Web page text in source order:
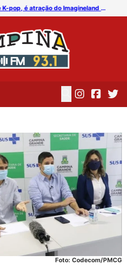
Lee Jin-hyuk, astro de K-pop, é atração do Imagineland On The Road 2026
Foto: Codecom/PMCG